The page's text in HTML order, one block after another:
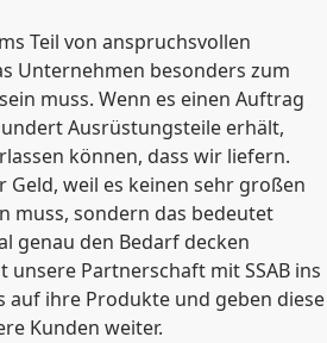
Teil von anspruchsvollen
Unternehmen besonders zum
muss. Wenn es einen Auftrag
Ausrüstungsteile erhält,
können, dass wir liefern.
Geld, weil es keinen sehr großen
muss, sondern das bedeutet
genau den Bedarf decken
Partnerschaft mit SSAB ins
auf ihre Produkte und geben diese
Kunden weiter.